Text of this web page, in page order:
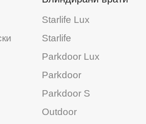
Starlife Lux
Starlife
Parkdoor Lux
Parkdoor
Parkdoor S
Outdoor